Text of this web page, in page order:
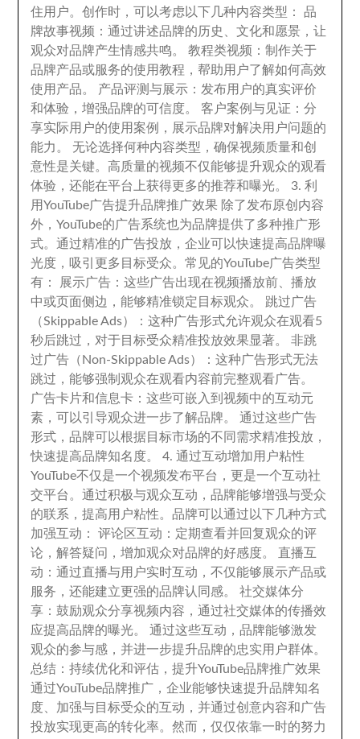
住用户。创作时 ， 可以考虑以下几种内容类型 ：品
牌故事视频 ：通过讲述品牌的历史 、文化和愿景 ，让
观众对品牌产生情感共鸣。教程类视频 ：制作关于
品牌产品或服务的使用教程 ，帮助用户了解如何高效
使用产品。 产品评测与展示 ： 发布用户的真实评价
和体验 ，增强品牌的可信度。客户案例与见证 ：分
享实际用户的使用案例
， 展示品牌对解决用户问题的
能力 。 无论选择何种内容类型 ，确保视频质量和创
意性是关键。 高质量的视频不仅能够提升观众的观看
体验 ，还能在平台上获得更多的推荐和曝光。 3.利
用YouTube广告提升品牌推广效果 除了发布原创内容
外 ，YouTube的广告系统也为品牌提供了多种推广形
式。通过精准的广告投放 ，企业可以快速提高品牌曝
光度 ， 吸引更多目标受众。常见的YouTube广告类型
有 ： 展示广告 ：这些广告出现在视频播放前 、播放
中或页面侧边 ，能够精准锁定目标观众。 跳过广告
（Skippable Ads）
：这种广告形式允许观众在观看5
秒后跳过 ， 对于目标受众精准投放效果显著。非跳
过广告（Non-Skippable Ads）
：这种广告形式无法
跳过 ，能够强制观众在观看内容前完整观看广告。
广告卡片和信息卡 ：这些可嵌入到视频中的互动元
素 ， 可以引导观众进一步了解品牌。通过这些广告
形式 ，品牌可以根据目标市场的不同需求精准投放 ，
快速提高品牌知名度。 4.通过互动增加用户粘性
YouTube不仅是一个视频发布平台 ， 更是一个互动社
交平台 。通过积极与观众互动 ，品牌能够增强与受众
的联系 ，提高用户粘性。品牌可以通过以下几种方式
加强互动 ：评论区互动 ： 定期查看并回复观众的评
论 ，解答疑问 ，增加观众对品牌的好感度。 直播互
动 ：通过直播与用户实时互动 ，不仅能够展示产品或
服务 ，还能建立更强的品牌认同感。社交媒体分
享 ：鼓励观众分享视频内容 ，通过社交媒体的传播效
应提高品牌的曝光。通过这些互动 ，品牌能够激发
观众的参与感 ， 并进一步提升品牌的忠实用户群体。
总结 ：持续优化和评估 ，提升YouTube品牌推广效果
通过YouTube品牌推广 ，企业能够快速提升品牌知名
度
加强与目标受众的互动 ， 并通过创意内容和广告
投放实现更高的转化率。然而 ，仅仅依靠一时的努力